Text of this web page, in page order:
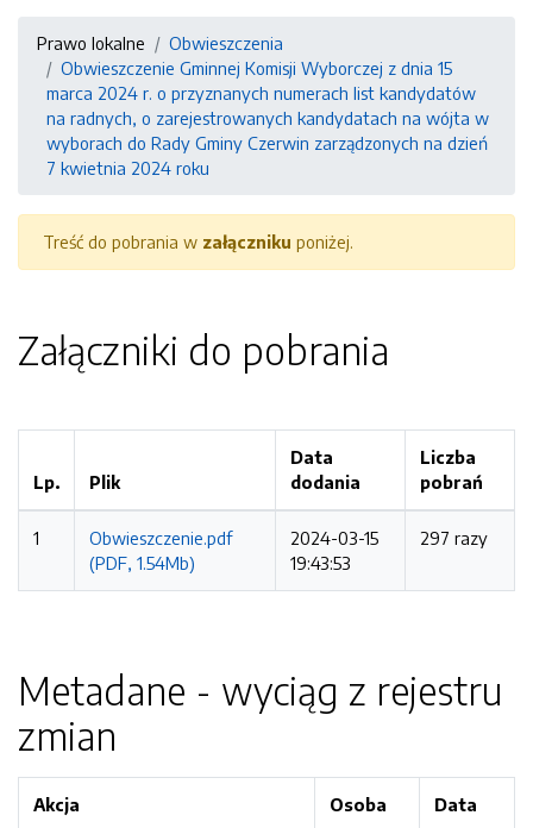
Prawo lokalne
Obwieszczenia
Obwieszczenie Gminnej Komisji Wyborczej z dnia 15
marca 2024 r. o przyznanych numerach list kandydatów
na radnych, o zarejestrowanych kandydatach na wójta w
wyborach do Rady Gminy Czerwin zarządzonych na dzień
7 kwietnia 2024 roku
Treść do pobrania w załączniku poniżej.
Załączniki do pobrania
Lp. Plik
Data
dodania
Liczba
pobrań
1
Obwieszczenie.pdf
(PDF, 1.54Mb)
2024-03-15
19:43:53
297 razy
Metadane - wyciąg z rejestru
zmian
Akcja Osoba Data